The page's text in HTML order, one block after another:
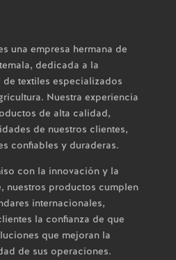
una empresa hermana de
dedicada a la
textiles especializados
Nuestra experiencia
de alta calidad,
de nuestros clientes,
confiables y duraderas.
con la innovación y la
nuestros productos cumplen
internacionales,
la confianza de que
que mejoran la
de sus operaciones.